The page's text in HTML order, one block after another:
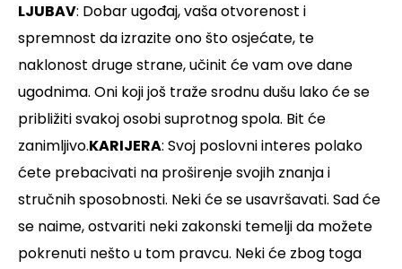
LJUBAV: Dobar ugođaj, vaša otvorenost i
spremnost da izrazite ono što osjećate, te
naklonost druge strane, učinit će vam ove dane
ugodnima. Oni koji još traže srodnu dušu lako će se
približiti svakoj osobi suprotnog spola. Bit će
zanimljivo.KARIJERA: Svoj poslovni interes polako
ćete prebacivati na proširenje svojih znanja i
stručnih sposobnosti. Neki će se usavršavati. Sad će
se naime, ostvariti neki zakonski temelji da možete
pokrenuti nešto u tom pravcu. Neki će zbog toga